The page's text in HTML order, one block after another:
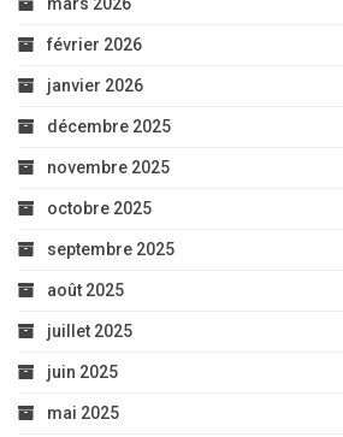
mars 2026
février 2026
janvier 2026
décembre 2025
novembre 2025
octobre 2025
septembre 2025
août 2025
juillet 2025
juin 2025
mai 2025